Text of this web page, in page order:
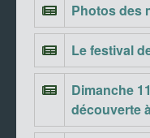
Photos des
Le festival
Dimanche
découverte